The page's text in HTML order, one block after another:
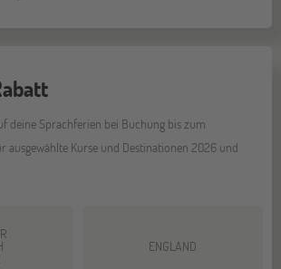
deine Sprachferien bei Buchung bis zum
ausgewählte Kurse und Destinationen 2026 und
ENGLAND